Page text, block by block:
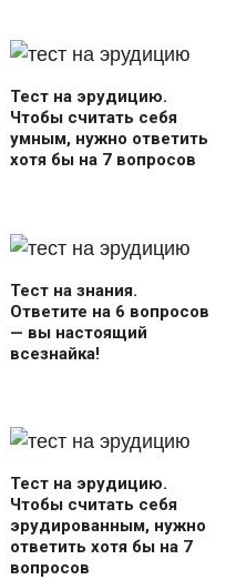
Тест на эрудицию.
Чтобы считать себя
умным, нужно ответить
хотя бы на 7 вопросов
Тест на знания.
Ответите на 6 вопросов
— вы настоящий
всезнайка!
Тест на эрудицию.
Чтобы считать себя
эрудированным, нужно
ответить хотя бы на 7
вопросов